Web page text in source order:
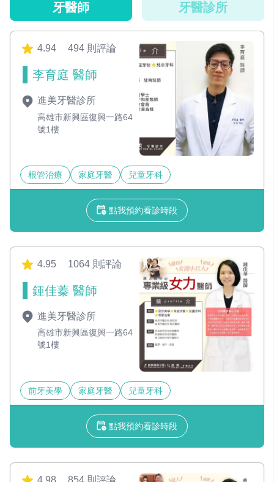
牙醫師 牙醫診所
4.94 494 則評論
李育庭 醫師
進美牙醫診所
高雄市新興區復興一路64
號1樓
根管治療 家庭牙醫 兒童牙科
點我預約看診時段
4.95 1064 則評論
鍾佳蓁 醫師
進美牙醫診所
高雄市新興區復興一路64
號1樓
前牙美學 家庭牙醫 兒童牙科
點我預約看診時段
4.98 854 則評論